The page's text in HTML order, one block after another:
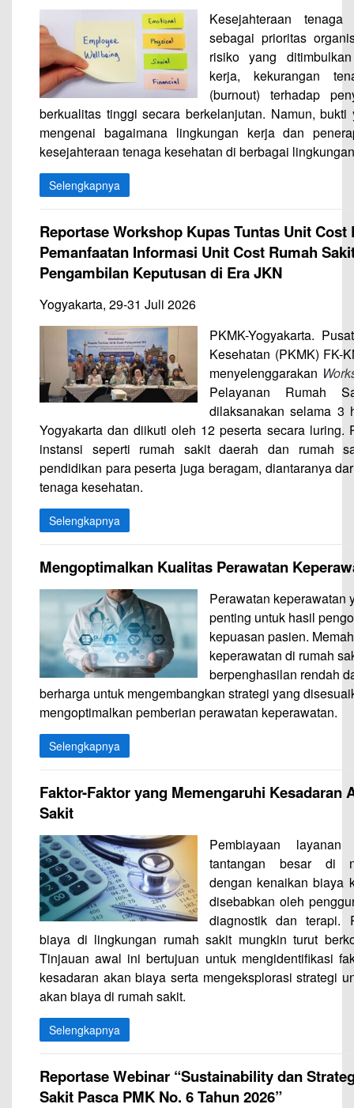
Kesejahteraan
sebagai prioritas
risiko yang
kerja, kekurangan
(burnout) terhadap
berkualitas tinggi secara berkelanjutan. Namun,
mengenai bagaimana lingkungan kerja dan
kesejahteraan tenaga kesehatan di berbagai
Selengkapnya
Reportase Workshop Kupas Tuntas Unit Cost
Pemanfaatan Informasi Unit Cost Rumah
Pengambilan Keputusan di Era JKN
Yogyakarta, 29-31 Juli 2026
PKMK-Yogyakarta.
Kesehatan (PKMK) FK-
menyelenggarakan
Pelayanan Rumah
dilaksanakan selama 3
Yogyakarta dan diikuti oleh 12 peserta secara luring.
instansi seperti rumah sakit daerah dan rumah
pendidikan para peserta juga beragam, diantaranya
tenaga kesehatan.
Selengkapnya
Mengoptimalkan Kualitas Perawatan
Perawatan keperawatan
penting untuk hasil
kepuasan pasien.
keperawatan di rumah
berpenghasilan rendah
berharga untuk mengembangkan strategi yang
mengoptimalkan pemberian perawatan keperawatan.
Selengkapnya
Faktor-Faktor yang Memengaruhi Kesadaran
Sakit
Pembiayaan
tantangan besar di
dengan kenaikan biaya
disebabkan oleh
diagnostik dan terapi.
biaya di lingkungan rumah sakit mungkin turut
Tinjauan awal ini bertujuan untuk mengidentifikasi
kesadaran akan biaya serta mengeksplorasi strategi
akan biaya di rumah sakit.
Selengkapnya
Reportase Webinar “Sustainability dan
Sakit Pasca PMK No. 6 Tahun 2026”